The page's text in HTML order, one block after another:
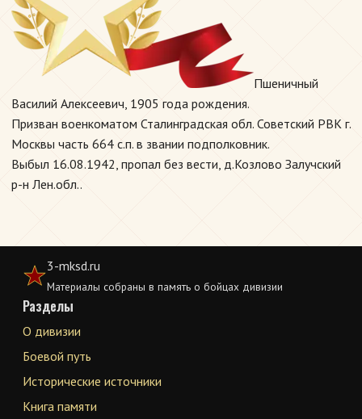
Пшеничный
Василий Алексеевич, 1905 года рождения.
Призван военкоматом Сталинградская обл. Советский РВК г.
Москвы часть 664 с.п. в звании подполковник.
Выбыл 16.08.1942, пропал без вести, д.Козлово Залучский
р-н Лен.обл..
3-mksd.ru
Материалы собраны в память о бойцах дивизии
Разделы
О дивизии
Боевой путь
Исторические источники
Книга памяти